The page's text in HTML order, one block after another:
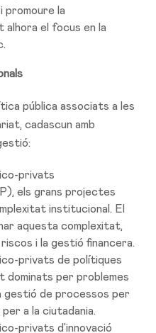
promoure la
alhora el focus en la
pública associats a les
cadascun amb
privats
els grans projectes
institucional. El
aquesta complexitat,
i la gestió financera.
privats de polítiques
dominats per problemes
gestió de processos per
a la ciutadania.
privats d’innovació